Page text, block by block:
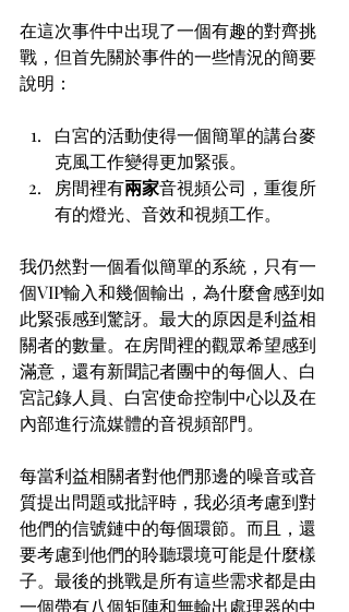
在這次事件中出現了一個有趣的對齊挑
戰，但首先關於事件的一些情況的簡要
說明：
白宮的活動使得一個簡單的講台麥
克風工作變得更加緊張。
房間裡有兩家音視頻公司，重復所
有的燈光、音效和視頻工作。
我仍然對一個看似簡單的系統，只有一
個VIP輸入和幾個輸出，為什麼會感到如
此緊張感到驚訝。最大的原因是利益相
關者的數量。在房間裡的觀眾希望感到
滿意，還有新聞記者團中的每個人、白
宮記錄人員、白宮使命控制中心以及在
內部進行流媒體的音視頻部門。
每當利益相關者對他們那邊的噪音或音
質提出問題或批評時，我必須考慮到對
他們的信號鏈中的每個環節。而且，還
要考慮到他們的聆聽環境可能是什麼樣
子。最後的挑戰是所有這些需求都是由
一個帶有八個矩陣和無輸出處理器的中